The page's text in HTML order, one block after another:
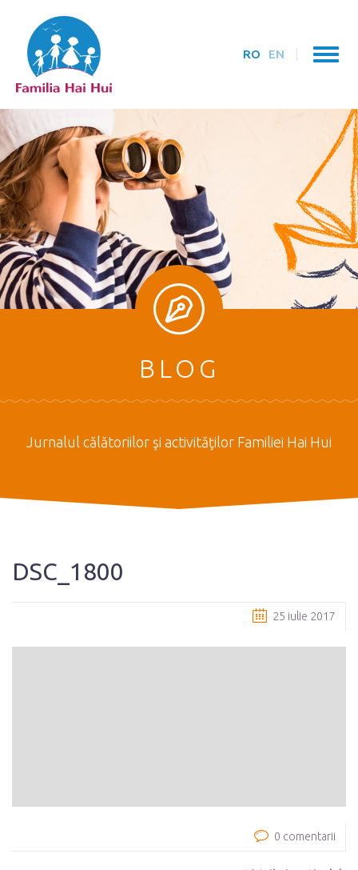
RO EN
BLOG
Jurnalul călătoriilor şi activităţilor Familiei Hai Hui
DSC_1800
25 iulie 2017
0 comentarii